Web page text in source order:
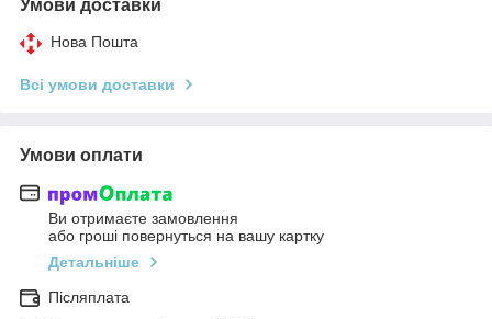
Умови доставки
Нова Пошта
Всі умови доставки
Умови оплати
Ви отримаєте замовлення
або гроші повернуться на вашу картку
Детальніше
Післяплата